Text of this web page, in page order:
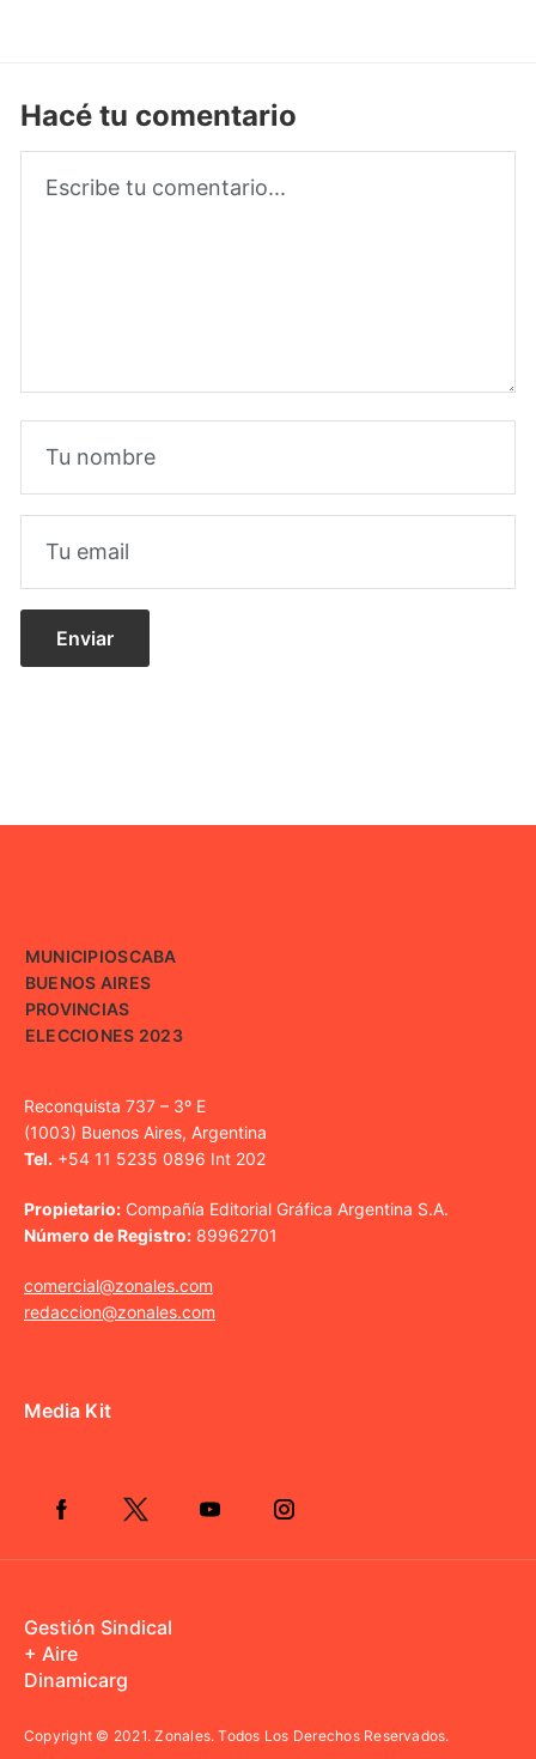
Hacé tu comentario
MUNICIPIOSCABA
BUENOS AIRES
PROVINCIAS
ELECCIONES 2023
Reconquista 737 – 3º E
(1003) Buenos Aires, Argentina
Tel. +54 11 5235 0896 Int 202
Propietario: Compañía Editorial Gráfica Argentina S.A.
Número de Registro: 89962701
comercial@zonales.com
redaccion@zonales.com
Media Kit
Gestión Sindical
+ Aire
Dinamicarg
Copyright © 2021.Zonales. Todos Los Derechos Reservados.